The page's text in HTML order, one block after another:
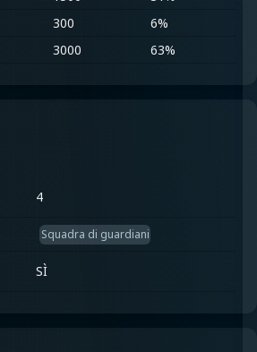
4
Squadra di guardiani
SÌ
300 6%
3000 63%